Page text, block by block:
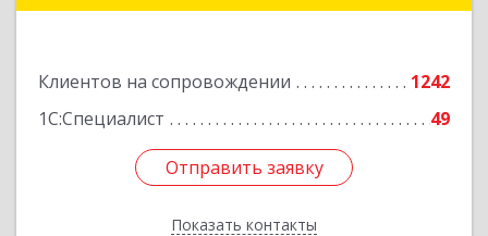
Клиентов на сопровождении
1242
1С:Специалист
49
Отправить заявку
Показать контакты
Отправить заявку
Назад